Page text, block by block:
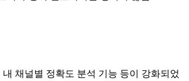
채널별 정확도 분석 기능 등이 강화되었